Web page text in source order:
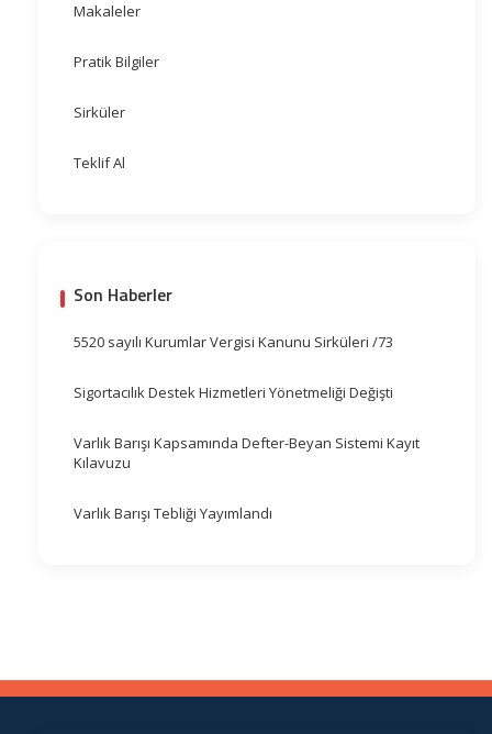
Makaleler
Pratik Bilgiler
Sirküler
Teklif Al
Son Haberler
5520 sayılı Kurumlar Vergisi Kanunu Sirküleri /73
Sigortacılık Destek Hizmetleri Yönetmeliği Değişti
Varlık Barışı Kapsamında Defter-Beyan Sistemi Kayıt
Kılavuzu
Varlık Barışı Tebliği Yayımlandı